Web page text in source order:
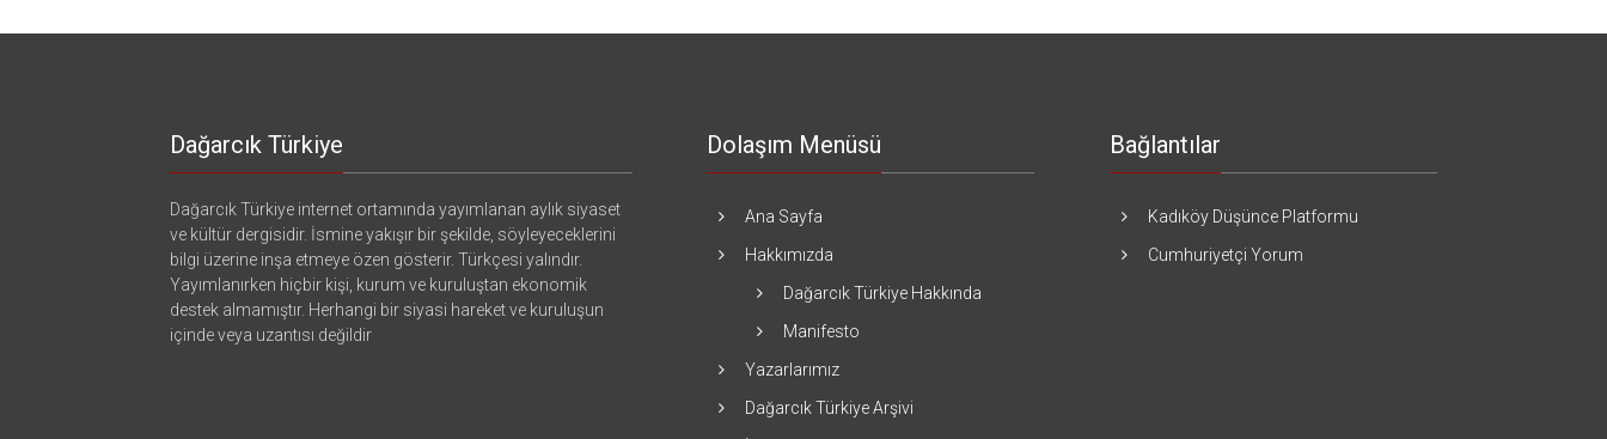
Dağarcık Türkiye
Dağarcık Türkiye internet ortamında yayımlanan aylık siyaset
ve kültür dergisidir. İsmine yakışır bir şekilde, söyleyeceklerini
bilgi üzerine inşa etmeye özen gösterir. Türkçesi yalındır.
Yayımlanırken hiçbir kişi, kurum ve kuruluştan ekonomik
destek almamıştır. Herhangi bir siyasi hareket ve kuruluşun
içinde veya uzantısı değildir
Dolaşım Menüsü
Ana Sayfa
Hakkımızda
Dağarcık Türkiye Hakkında
Manifesto
Yazarlarımız
Dağarcık Türkiye Arşivi
Bağlantılar
Kadıköy Düşünce Platformu
Cumhuriyetçi Yorum